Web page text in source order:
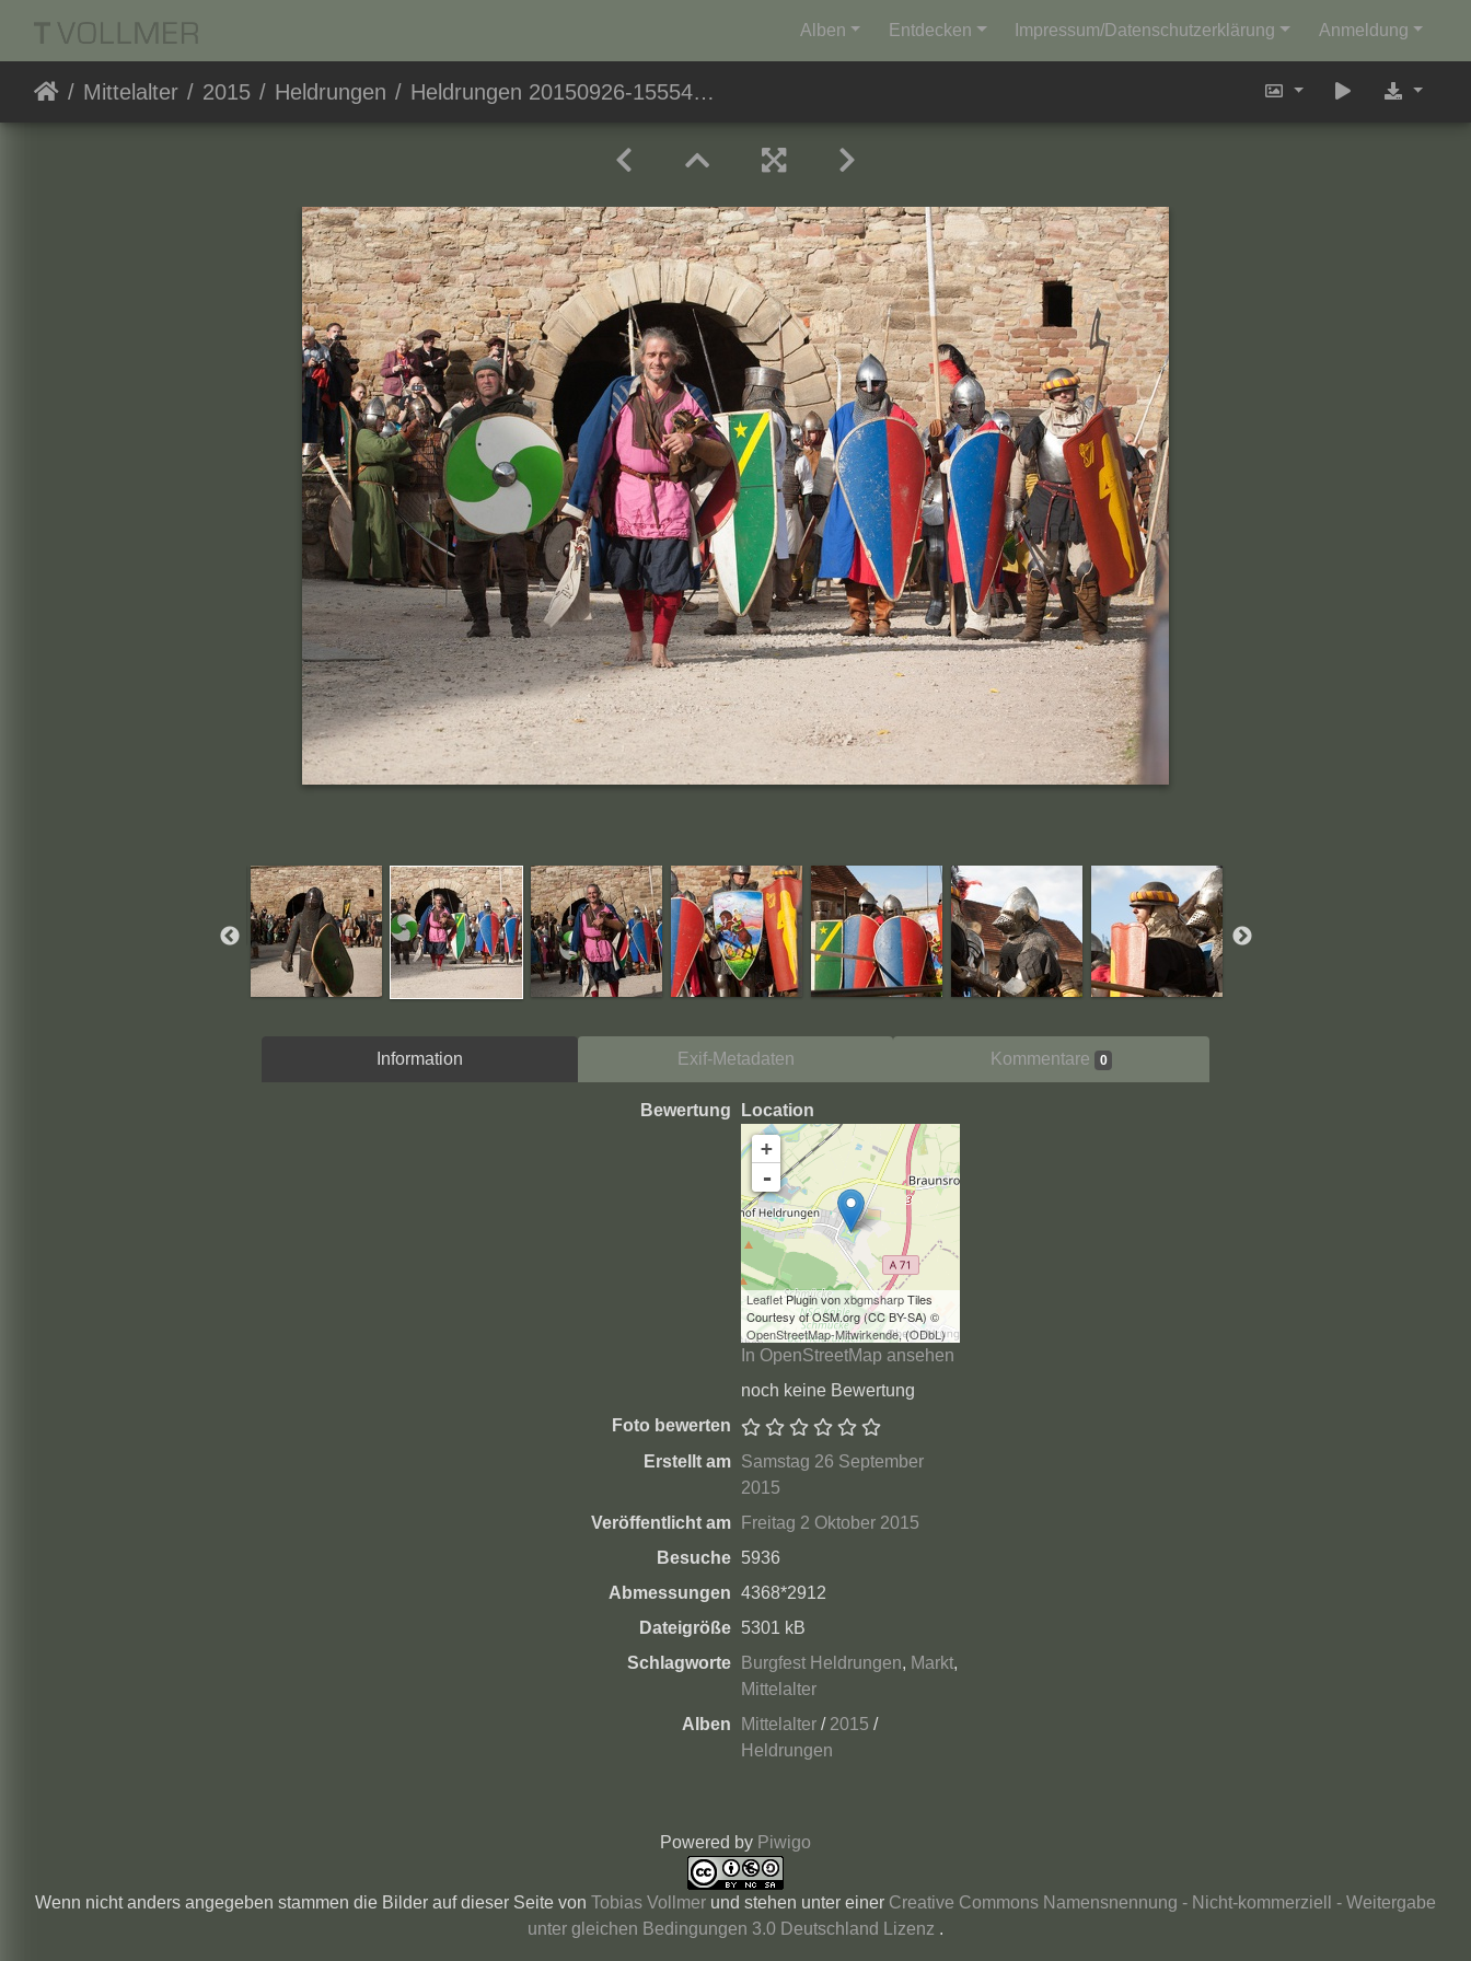
Alben Entdecken Impressum/Datenschutzerklärung Anmeldung
Mittelalter 2015 Heldrungen Heldrungen 20150926-155549 7602
Information Exif-Metadaten Kommentare 0
Bewertung Location
+
-
LeafletPlugin vonxbgmsharpTiles
Courtesy of OSM.org (CC BY-SA) ©
OpenStreetMap-Mitwirkende, (ODbL)
In OpenStreetMap ansehen
noch keine Bewertung
Foto bewerten
Erstellt am
Samstag 26 September
2015
Veröffentlicht am
Freitag 2 Oktober 2015
Besuche
5936
Abmessungen
4368*2912
Dateigröße
5301 kB
Schlagworte
Burgfest Heldrungen, Markt,
Mittelalter
Alben
Mittelalter / 2015 /
Heldrungen
Powered by Piwigo
Wenn nicht anders angegeben stammen die Bilder auf dieser Seite von Tobias Vollmer und stehen unter einer Creative Commons Namensnennung - Nicht-kommerziell - Weitergabe
unter gleichen Bedingungen 3.0 Deutschland Lizenz .